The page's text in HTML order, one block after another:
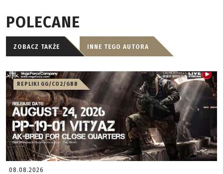
POLECANE
ZOBACZ TAKŻE INNE TEGO AUTORA
REPLIKI GG/CO2/GBB
08.08.2026